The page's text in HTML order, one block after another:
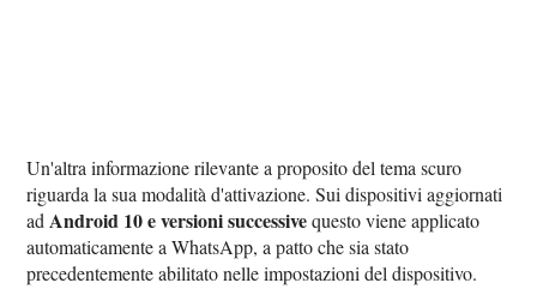
Un'altra informazione rilevante a proposito del tema scuro
riguarda la sua modalità d'attivazione. Sui dispositivi aggiornati
ad Android 10 e versioni successivequesto viene applicato
automaticamente a WhatsApp, a patto che sia stato
precedentemente abilitato nelle impostazioni del dispositivo.